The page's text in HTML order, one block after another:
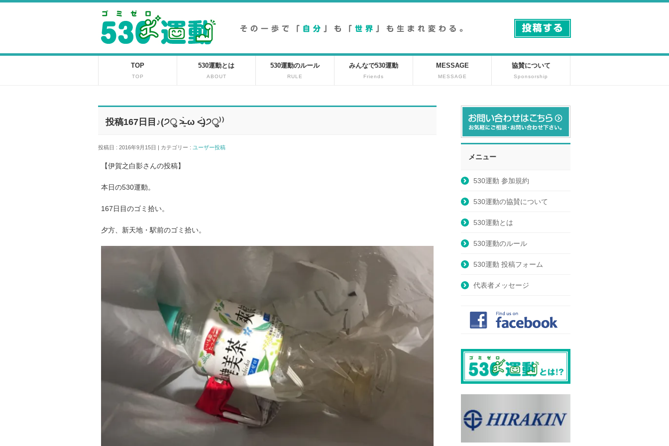
TOP
TOP
530運動とは
ABOUT
530運動のルール
RULE
みんなで530運動
Friends
MESSAGE
MESSAGE
協賛について
Sponsorship
投稿167日目♪(੭ु ˃̶͈̀ ω ˂̶͈́)੭ु⁾⁾
投稿日 : 2016年9月15日 | カテゴリー : ユーザー投稿
【伊賀之白影さんの投稿】
本日の530運動。
167日目のゴミ拾い。
夕方、新天地・駅前のゴミ拾い。
メニュー
530運動 参加規約
530運動の協賛について
530運動とは
530運動のルール
530運動 投稿フォーム
代表者メッセージ